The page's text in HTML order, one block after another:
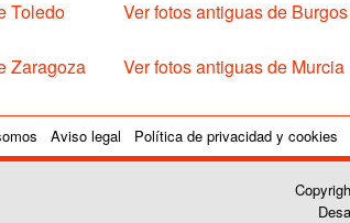
Toledo
Ver fotos antiguas de Burgos
Zaragoza
Ver fotos antiguas de Murcia
Aviso legal Política de privacidad y cookies